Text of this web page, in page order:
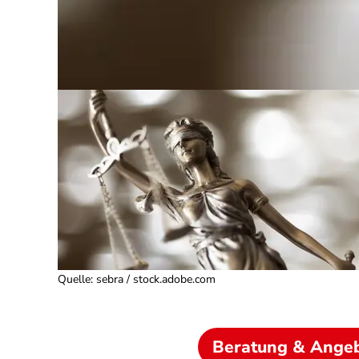
Quelle: sebra / stock.adobe.com
Beratung &